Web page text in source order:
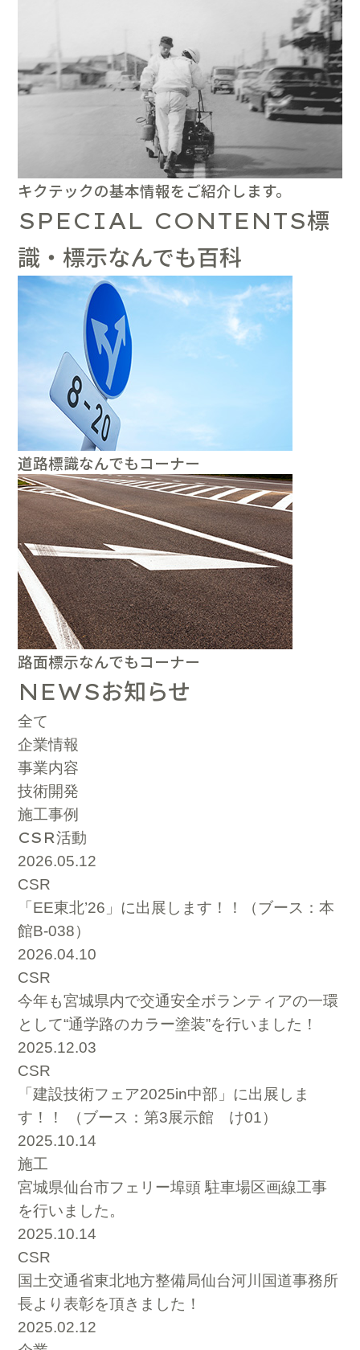
キクテックの基本情報をご紹介します。
SPECIAL CONTENTS標
識・標示なんでも百科
道路標識なんでもコーナー
路面標示なんでもコーナー
NEWSお知らせ
全て
企業情報
事業内容
技術開発
施工事例
CSR活動
2026.05.12
CSR
「EE東北’26」に出展します！！（ブース：本
館B-038）
2026.04.10
CSR
今年も宮城県内で交通安全ボランティアの一環
として“通学路のカラー塗装”を行いました！
2025.12.03
CSR
「建設技術フェア2025in中部」に出展しま
す！！ （ブース：第3展示館 け01）
2025.10.14
施工
宮城県仙台市フェリー埠頭 駐車場区画線工事
を行いました。
2025.10.14
CSR
国土交通省東北地方整備局仙台河川国道事務所
長より表彰を頂きました！
2025.02.12